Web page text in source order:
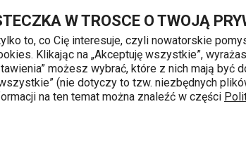
W TROSCE O TWOJĄ
to, co Cię interesuje, czyli nowatorskie
Klikając na „Akceptuję wszystkie”,
możesz wybrać, które z nich mają być
(nie dotyczy to tzw. niezbędnych
na ten temat można znaleźć w części
720 809 700
Poniedziałek - piątek od 8 do 16